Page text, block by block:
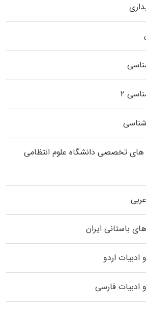
۲
شناسی
ﻫﺎی تخصصی داﻧﺸﮕﺎه ﻋﻠﻮم انتظامی
باستانی ایران
اردو
ادبیات فارسی